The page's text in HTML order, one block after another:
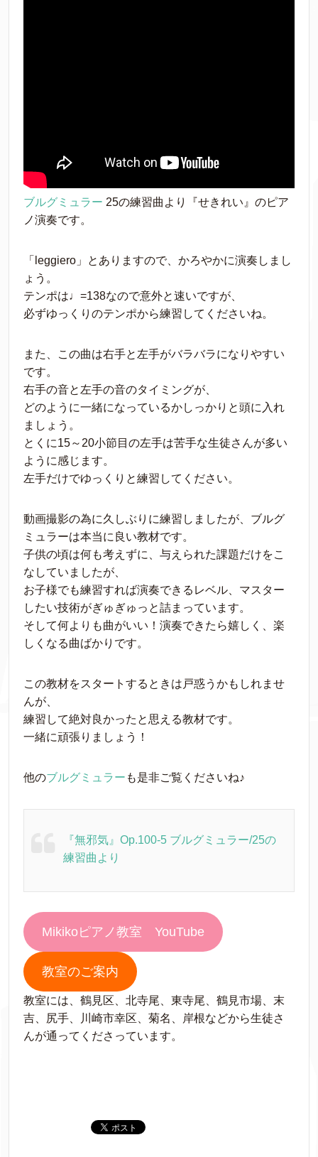
ブルグミュラー 25の練習曲より『せきれい』のピア
ノ演奏です。
「leggiero」とありますので、かろやかに演奏しまし
ょう。
テンポは♩=138なので意外と速いですが、
必ずゆっくりのテンポから練習してくださいね。
また、この曲は右手と左手がバラバラになりやすい
です。
右手の音と左手の音のタイミングが、
どのように一緒になっているかしっかりと頭に入れ
ましょう。
とくに15～20小節目の左手は苦手な生徒さんが多い
ように感じます。
左手だけでゆっくりと練習してください。
動画撮影の為に久しぶりに練習しましたが、ブルグ
ミュラーは本当に良い教材です。
子供の頃は何も考えずに、与えられた課題だけをこ
なしていましたが、
お子様でも練習すれば演奏できるレベル、マスター
したい技術がぎゅぎゅっと詰まっています。
そして何よりも曲がいい！演奏できたら嬉しく、楽
しくなる曲ばかりです。
この教材をスタートするときは戸惑うかもしれませ
んが、
練習して絶対良かったと思える教材です。
一緒に頑張りましょう！
他のブルグミュラー も是非ご覧くださいね♪
『無邪気』Op.100-5 ブルグミュラー/25の
練習曲より
Mikikoピアノ教室 YouTube
教室のご案内
教室には、鶴見区、北寺尾、東寺尾、鶴見市場、末
吉、尻手、川崎市幸区、菊名、岸根などから生徒さ
んが通ってくださっています。